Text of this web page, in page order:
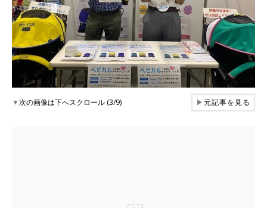
▼次の画像は下へスクロール (3/9) ▶元記事を見る